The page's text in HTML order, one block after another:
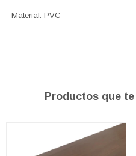
- Material: PVC
Productos que